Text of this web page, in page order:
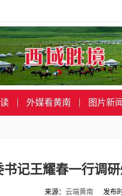
外媒看黄南 图片新闻
书记王耀春一行调
来源： 云端黄南 发布